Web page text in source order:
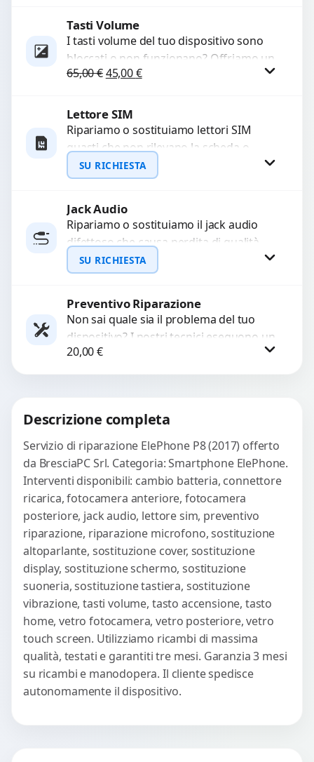
Tasti Volume
I tasti volume del tuo dispositivo sono
bloccati o non funzionano? Offriamo un
servizio di riparazione o sostituzione
65,00€Il prezzo originale era: 65,00 €.
45,00€Il prezzo attuale è: 45,00 €.
Lettore SIM
Ripariamo o sostituiamo lettori SIM
guasti che non rilevano la scheda o
interrompono il segnale. Utilizziamo
ricambi testati e garantiti...
SU RICHIESTA
Richiedi Preventivo
WhatsApp
Jack Audio
Ripariamo o sostituiamo il jack audio
difettoso che causa perdita di qualità
sonora o impossibilità di collegare cuffie
e accessori....
SU RICHIESTA
Richiedi Preventivo
WhatsApp
Preventivo Riparazione
Non sai quale sia il problema del tuo
dispositivo? I nostri tecnici eseguono un
check-up completo con strumenti
avanzati per...
20,00€
Descrizione completa
Servizio di riparazione ElePhone P8 (2017) offerto
da BresciaPC Srl. Categoria: Smartphone ElePhone.
Interventi disponibili: cambio batteria, connettore
ricarica, fotocamera anteriore, fotocamera
posteriore, jack audio, lettore sim, preventivo
riparazione, riparazione microfono, sostituzione
altoparlante, sostituzione cover, sostituzione
display, sostituzione schermo, sostituzione
suoneria, sostituzione tastiera, sostituzione
vibrazione, tasti volume, tasto accensione, tasto
home, vetro fotocamera, vetro posteriore, vetro
touch screen. Utilizziamo ricambi di massima
qualità, testati e garantiti tre mesi. Garanzia 3 mesi
su ricambi e manodopera. Il cliente spedisce
autonomamente il dispositivo.